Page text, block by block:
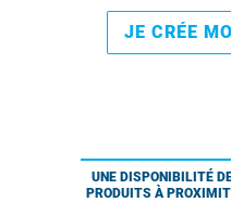
JE CRÉE
UNE DISPONIBILITÉ
PRODUITS À